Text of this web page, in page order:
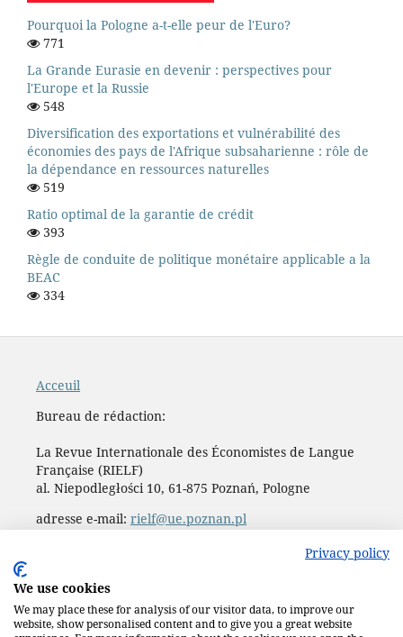
Pourquoi la Pologne a-t-elle peur de l'Euro?
771
La Grande Eurasie en devenir : perspectives pour
l'Europe et la Russie
548
Diversification des exportations et vulnérabilité des
économies des pays de l'Afrique subsaharienne : rôle de
la dépendance en ressources naturelles
519
Ratio optimal de la garantie de crédit
393
Règle de conduite de politique monétaire applicable a la
BEAC
334
Acceuil
Bureau de rédaction:
La Revue Internationale des Économistes de Langue
Française (RIELF)
al. Niepodległości 10, 61-875 Poznań, Pologne
adresse e-mail: rielf@ue.poznan.pl
l'Université des SciencesPrivacy policy
We use cookies
We may place these for analysis of our visitor data, to improve our
website, show personalised content and to give you a great website